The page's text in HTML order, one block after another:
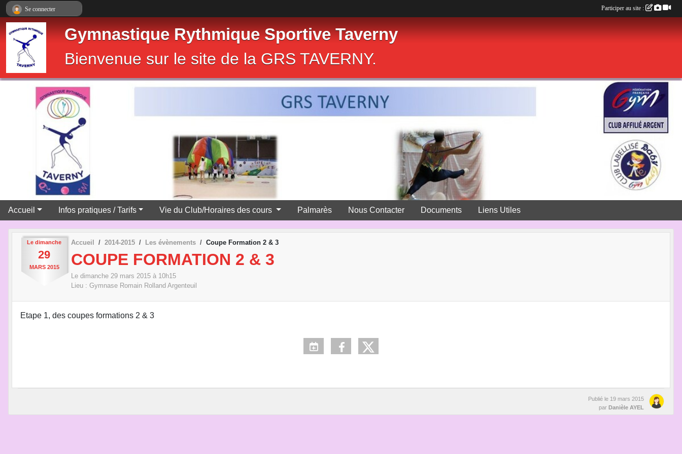
Gymnastique Rythmique Sportive Taverny
Bienvenue sur le site de la GRS TAVERNY.
Accueil Infos pratiques / Tarifs Vie du Club/Horaires des cours Palmarès Nous Contacter Documents Liens Utiles
Le dimanche
29
MARS 2015
Accueil 2014-2015 Les évènements Coupe Formation 2 & 3
COUPE FORMATION 2 & 3
Le dimanche 29 mars 2015 à 10h15
Lieu : Gymnase Romain Rolland Argenteuil
Etape 1, des coupes formations 2 & 3
Publié le 19 mars 2015
par Danièle AYEL
Se connecter Participer au site :
Panneau de gestion des cookies